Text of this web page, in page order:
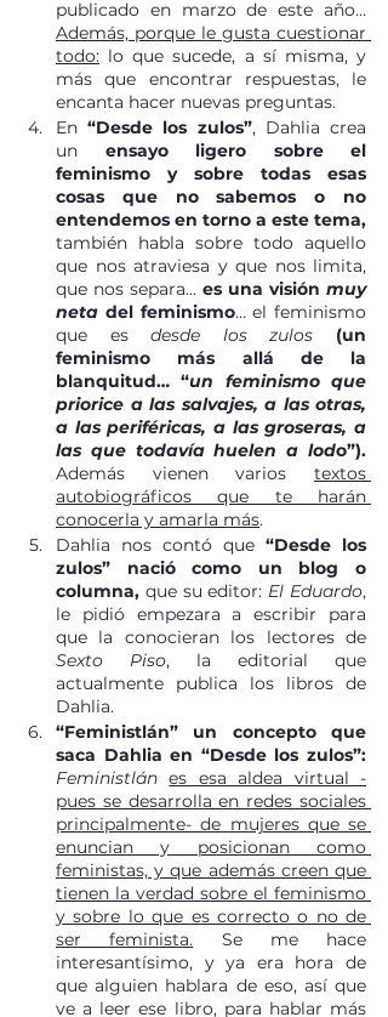
Además, porque le gusta cuestionar
todo: lo que sucede, a sí misma, y
más que encontrar respuestas, le
encanta hacer nuevas preguntas.
En “Desde los zulos”, Dahlia crea
un ensayo ligero sobre el
feminismo y sobre todas esas
cosas que no sabemos o no
también habla sobre todo aquello
que nos atraviesa y que nos limita,
que nos separa… es una visión muy
neta del feminismo… el feminismo
que es desde los zulos (un
feminismo más allá de la
blanquitud… “un feminismo que
priorice a las salvajes, a las otras,
a las periféricas, a las groseras, a
las que todavía huelen a lodo”).
Además vienen varios textos
autobiográficos que te harán
conocerla y amarla más.
Dahlia nos contó que “Desde los
zulos” nació como un blog o
columna, que su editor: El Eduardo,
le pidió empezara a escribir para
Sexto Piso, la editorial que
actualmente publica los libros de
Dahlia.
“Feministlán” un concepto que
Feministlán es esa aldea virtual -
pues se desarrolla en redes sociales
principalmente- de mujeres que se
enuncian y posicionan como
feministas, y que además creen que
tienen la verdad sobre el feminismo
y sobre lo que es correcto o no de
ser feminista. Se me hace
interesantísimo, y ya era hora de
que alguien hablara de eso, así que
ve a leer ese libro, para hablar más